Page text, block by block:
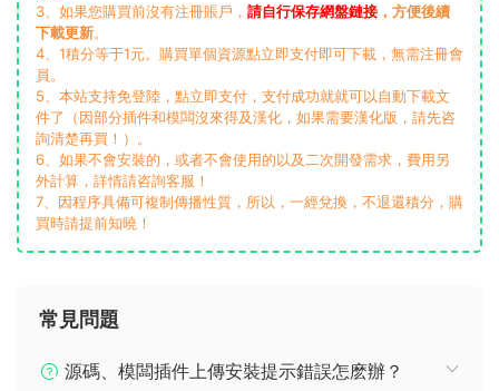
3、如果您購買前沒有注冊賬戶， 請自行保存網盤鏈接 ，方便後續
下載更新。
4、1積分等于1元。購買單個資源點立即支付即可下載，無需注冊會
員。
5、本站支持免登陸，點立即支付，支付成功就就可以自動下載文
件了（因部分插件和模闆沒來得及漢化，如果需要漢化版，請先咨
詢清楚再買！）。
6、如果不會安裝的，或者不會使用的以及二次開發需求，費用另
外計算，詳情請咨詢客服！
7、因程序具備可複制傳播性質，所以，一經兌換，不退還積分，購
買時請提前知曉！
常見問題
源碼、模闆插件上傳安裝提示錯誤怎麽辦？